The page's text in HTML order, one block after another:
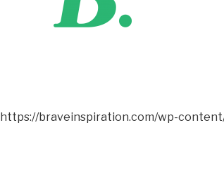
https://braveinspiration.com/wp-